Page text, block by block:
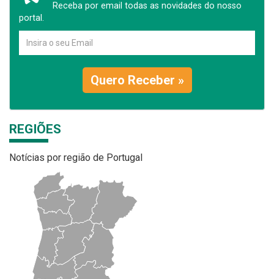
Receba por email todas as novidades do nosso
portal.
Quero Receber »
REGIÕES
Notícias por região de Portugal